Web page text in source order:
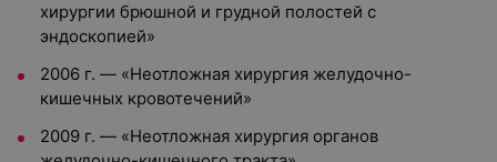
хирургии брюшной и грудной полостей с
эндоскопией»
2006 г. — «Неотложная хирургия желудочно-
кишечных кровотечений»
2009 г. — «Неотложная хирургия органов